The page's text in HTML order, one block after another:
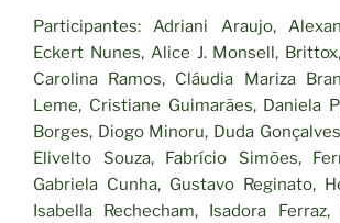
Participantes: Adriani Araujo,
Eckert Nunes, Alice J. Monsell,
Carolina Ramos, Cláudia Mariza
Leme, Cristiane Guimarães, Daniela
Borges, Diogo Minoru, Duda
Elivelto Souza, Fabrício Simões,
Gabriela Cunha, Gustavo Reginato,
Isabella Rechecham, Isadora